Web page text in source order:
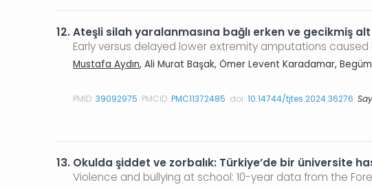
12.Ateşli silah yaralanmasına bağlı erken ve gecikmiş
Early versus delayed lower extremity amputations
Mustafa Aydın, Ali Murat Başak, Ömer Levent Karadamar,
PMID:39092975 PMCID:PMC11372485 doi:10.14744/tjtes.2024.36276
13. Okulda şiddet ve zorbalık: Türkiye’de bir üniversite
Violence and bullying at school: 10-year data from the